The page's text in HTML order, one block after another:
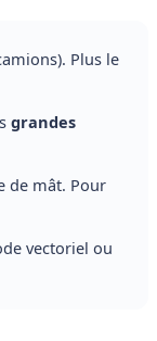
Plus le
grandes
de mât. Pour
vectoriel ou